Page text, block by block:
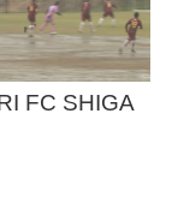
FC SHIGA